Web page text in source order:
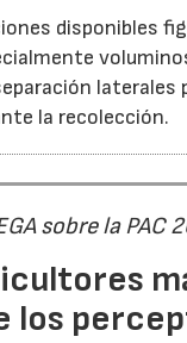
disponibles
la recolección.
sobre la PAC
los